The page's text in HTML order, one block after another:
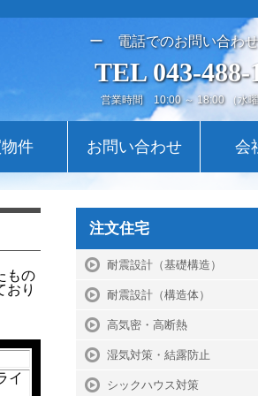
ー 電話でのお問い合わ
TEL 043-488-
営業時間 10:00 ～ 18:00 （水曜
件 お問い合わせ 会
もの
おり
イ
注文住宅
耐震設計（基礎構造）
耐震設計（構造体）
高気密・高断熱
湿気対策・結露防止
シックハウス対策